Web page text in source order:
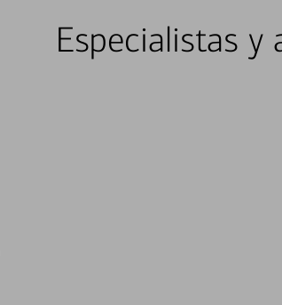
Especialistas y